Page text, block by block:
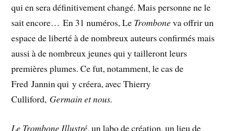
qui en sera définitivement changé. Mais personne ne le
sait encore… En 31 numéros, Le Tromboneva offrir un
espace de liberté à de nombreux auteurs confirmés mais
aussi à de nombreux jeunes qui y tailleront leurs
premières plumes. Ce fut, notamment, le cas de
Fred Jannin qui y créera, avec Thierry
Culliford, Germain et nous.
Le Trombone Illustré, un labo de création, un lieu de